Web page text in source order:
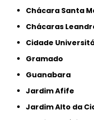
Chácara Santa
Chácaras
Cidade
Gramado
Guanabara
Jardim Afife
Jardim Alto da